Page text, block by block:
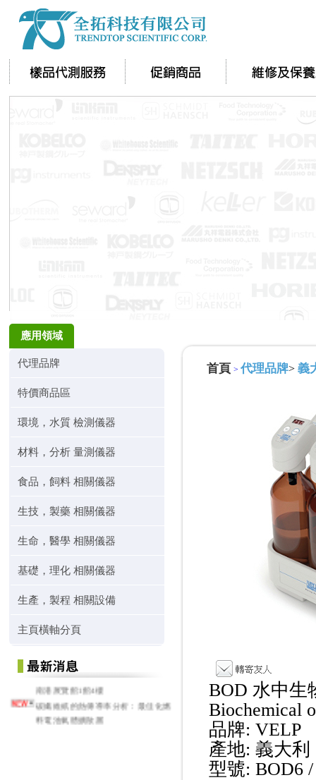
應用領域
代理品牌
特價商品區
環境，水質 檢測儀器
材料，分析 量測儀器
食品，飼料 相關儀器
生技，製藥 相關儀器
生命，醫學 相關儀器
基礎，理化 相關儀器
生產，製程 相關設備
主頁橫軸分頁
2026 亞洲生技大展 - 2026/7/16 ~ 7/19
料電池氣體擴散層
首頁 > 代理品牌> 義
BOD 水中生
Biochemical
品牌: VELP
產地: 義大利
型號: BOD6